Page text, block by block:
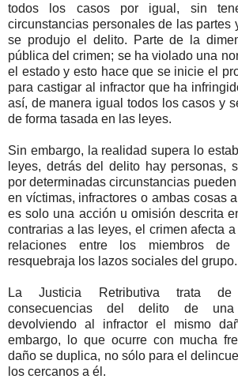
todos los casos por igual, sin
circunstancias personales de las partes
se produjo el delito. Parte de la
pública del crimen; se ha violado una
el estado y esto hace que se inicie el
para castigar al infractor que ha
así, de manera igual todos los casos y
de forma tasada en las leyes.
Sin embargo, la realidad supera lo
leyes, detrás del delito hay personas,
por determinadas circunstancias
en víctimas, infractores o ambas cosas
es solo una acción u omisión descrita
contrarias a las leyes, el crimen afecta
relaciones entre los miembros
resquebraja los lazos sociales del grupo.
La Justicia Retributiva trata de
consecuencias del delito de una
devolviendo al infractor el mismo
embargo, lo que ocurre con mucha
daño se duplica, no sólo para el
los cercanos a él.